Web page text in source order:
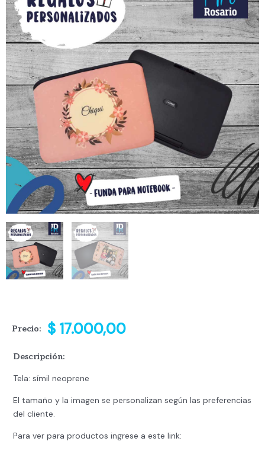
Precio: $ 17.000,00
Descripción:
Tela: símil neoprene
El tamaño y la imagen se personalizan según las preferencias
del cliente.
Para ver para productos ingrese a este link: